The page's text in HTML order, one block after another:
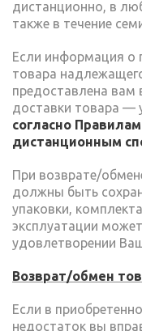
дистанционно, в
также в течение
Если информация о
товара
предоставлена
доставки товара —
согласно
дистанционным
При возврате/
должны быть
упаковки,
эксплуатации
удовлетворении
Возврат/обмен
Если в
недостаток вы